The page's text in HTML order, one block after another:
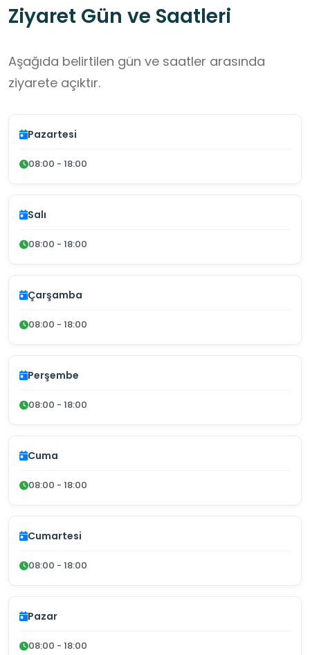
Ziyaret Gün ve Saatleri
Aşağıda belirtilen gün ve saatler arasında
ziyarete açıktır.
Pazartesi
08:00 - 18:00
Salı
08:00 - 18:00
Çarşamba
08:00 - 18:00
Perşembe
08:00 - 18:00
Cuma
08:00 - 18:00
Cumartesi
08:00 - 18:00
Pazar
08:00 - 18:00